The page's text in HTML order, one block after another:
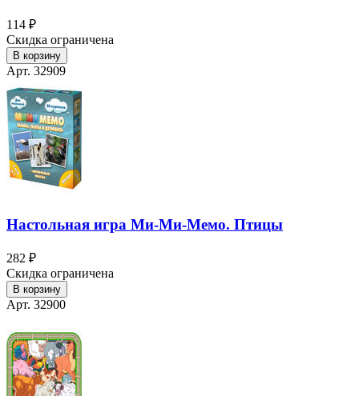
114 ₽
Скидка ограничена
В корзину
Арт. 32909
Настольная игра Ми-Ми-Мемо. Птицы
282 ₽
Скидка ограничена
В корзину
Арт. 32900